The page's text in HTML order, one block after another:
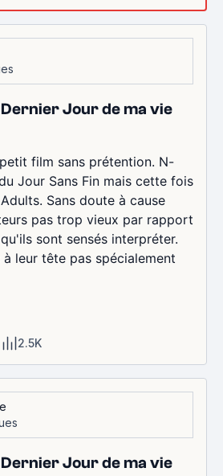
Jour de ma vie
film sans prétention. N-
Jour Sans Fin mais cette fois
Sans doute à cause
pas trop vieux par rapport
sont sensés interpréter.
leur tête pas spécialement
2.5K
Jour de ma vie